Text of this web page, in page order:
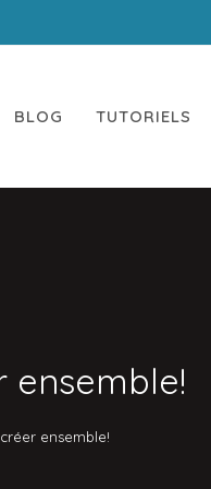
BLOG TUTORIELS
ensemble!
ensemble!